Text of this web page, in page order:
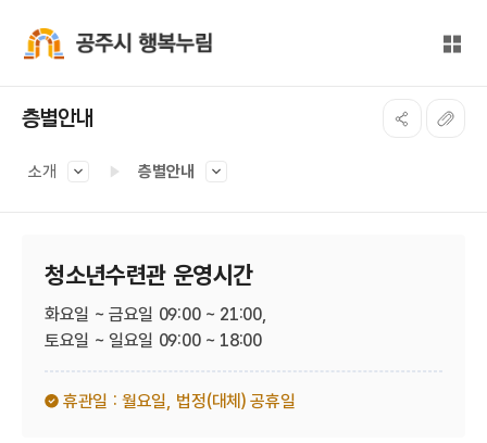
전체
층별안내
소개 층별안내
청소년수련관 운영시간
화요일 ~ 금요일 09:00 ~ 21:00,
토요일 ~ 일요일 09:00 ~ 18:00
휴관일 : 월요일, 법정(대체) 공휴일